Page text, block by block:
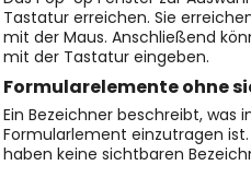
Tastatur erreichen. Sie
mit der Maus. Anschließend
mit der Tastatur eingeben.
Formularelemente ohne
Ein Bezeichner beschreibt, was
Formularlement einzutragen
haben keine sichtbaren